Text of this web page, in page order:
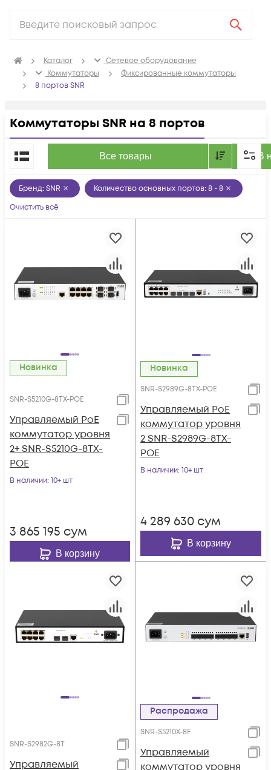
Каталог
Сетевое оборудование
Коммутаторы
Фиксированные коммутаторы
8 портов SNR
Коммутаторы SNR на 8 портов
Все товары В
По популярности
Бренд: SNR Количество основных портов: 8 - 8
Очистить всё
Новинка
SNR-S5210G-8TX-POE
Управляемый PoE
коммутатор уровня
2+ SNR-S5210G-8TX-
POE
В наличии: 10+ шт
3 865 195 сум
В корзину
Новинка
SNR-S2989G-8TX-POE
Управляемый PoE
коммутатор уровня
2 SNR-S2989G-8TX-
POE
В наличии: 10+ шт
4 289 630 сум
В корзину
SNR-S2982G-8T
Управляемый
Распродажа
SNR-S5210X-8F
Управляемый
коммутатор уровня